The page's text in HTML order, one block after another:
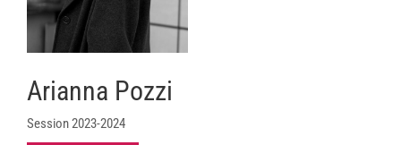
Arianna Pozzi
Session 2023-2024